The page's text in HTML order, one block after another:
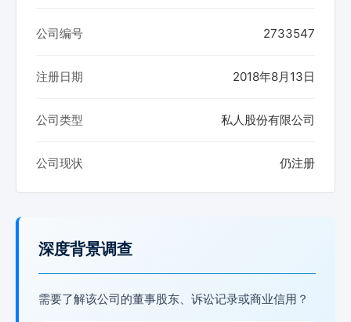
公司编号 2733547
注册日期 2018年8月13日
公司类型 私人股份有限公司
公司现状 仍注册
深度背景调查
需要了解该公司的董事股东、诉讼记录或商业信用？